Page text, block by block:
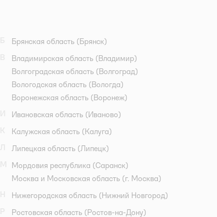
Брянская область (Брянск)
Владимирская область (Владимир)
Волгоградская область (Волгоград)
Вологодская область (Вологда)
Воронежская область (Воронеж)
Ивановская область (Иваново)
Калужская область (Калуга)
Липецкая область (Липецк)
Мордовия республика (Саранск)
Москва и Московская область (г. Москва)
Нижегородская область (Нижний Новгород)
Ростовская область (Ростов-на-Дону)